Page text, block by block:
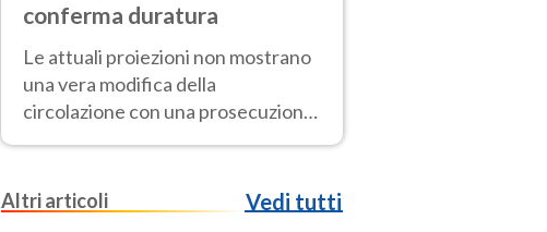
conferma duratura
Le attuali proiezioni non mostrano
una vera modifica della
circolazione con una prosecuzione
del caldo fuori scala per molti
Ferragosto
Altri articoli Vedi tutti